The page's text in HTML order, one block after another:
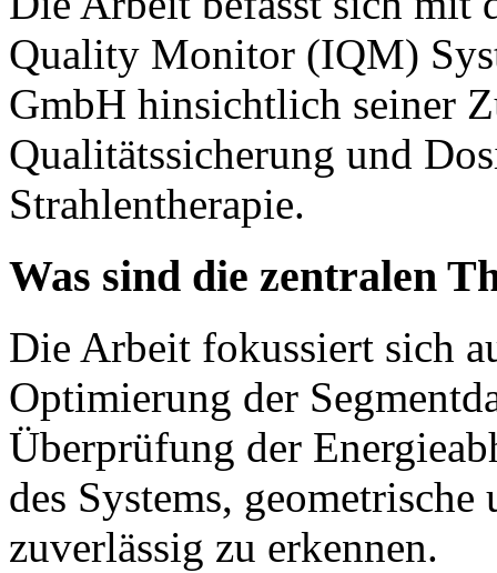
Quality Monitor (IQM)
GmbH hinsichtlich seiner
Qualitätssicherung und
Strahlentherapie.
Was sind die zentralen
Die Arbeit fokussiert sich
Optimierung der
Überprüfung der
des Systems,
zuverlässig zu erkennen.